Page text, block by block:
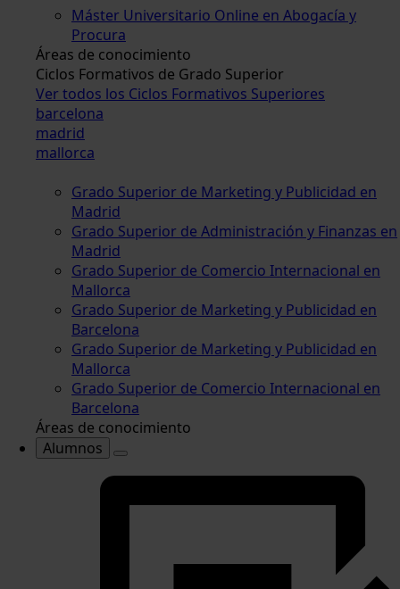
Máster Universitario Online en Abogacía y
Procura
Áreas de conocimiento
Ciclos Formativos de Grado Superior
Ver todos los Ciclos Formativos Superiores
barcelona
madrid
mallorca
Grado Superior de Marketing y Publicidad en
Madrid
Grado Superior de Administración y Finanzas en
Madrid
Grado Superior de Comercio Internacional en
Mallorca
Grado Superior de Marketing y Publicidad en
Barcelona
Grado Superior de Marketing y Publicidad en
Mallorca
Grado Superior de Comercio Internacional en
Barcelona
Áreas de conocimiento
Alumnos